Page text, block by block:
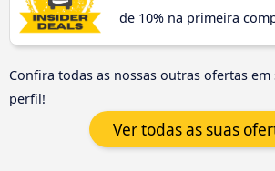
de 10% na primeira
Confira todas as nossas outras ofertas
perfil!
Ver todas as suas